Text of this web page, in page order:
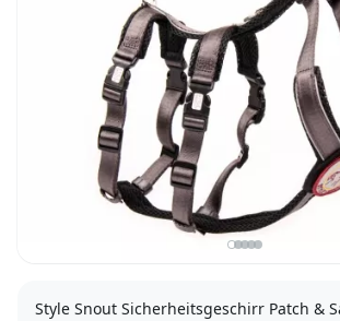
Style Snout Sicherheitsgeschirr Patch &